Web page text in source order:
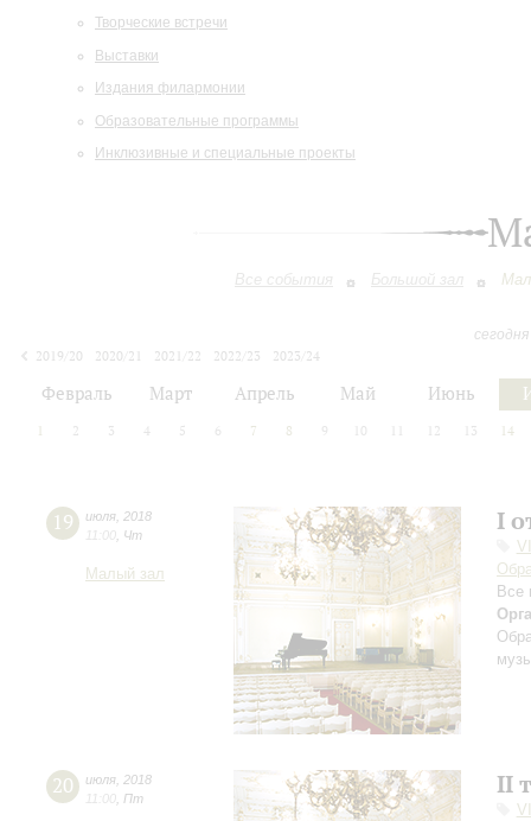
Творческие встречи
Выставки
Издания филармонии
Образовательные программы
Инклюзивные и специальные проекты
Все события Большой зал
2019/20
2020/21 2021/22 2022/23
2023/24
Февраль Март Апрель Май Июнь
1 2 3 4 5 6 7 8 9 10 12 13 14
19 июля 2018
11:00 Чт
Малый зал
I
Все
20 июля 2018
11:00 Пт II